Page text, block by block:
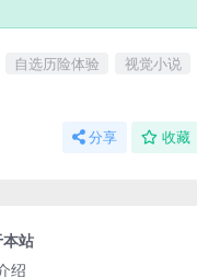
自选历险体验 视觉小说
分享 收藏
本站
绍